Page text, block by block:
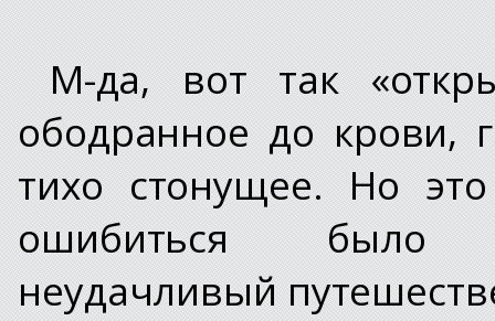
М-да, вот так
ободранное до крови,
тихо стонущее. Но
ошибиться было
неудачливый